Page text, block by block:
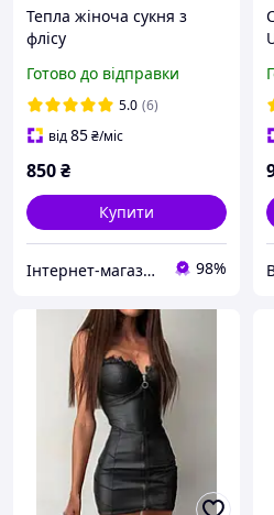
Тепла жіноча сукня з
флісу
Готово до відправки
5.0 (6)
від85₴/міс
850₴
Купити
Інтернет-магазин "Bolimi" 98%